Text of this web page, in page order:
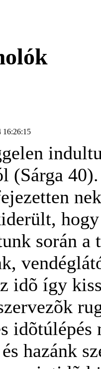
16:26:15
(Sárga
során a
idõ így
hazánk